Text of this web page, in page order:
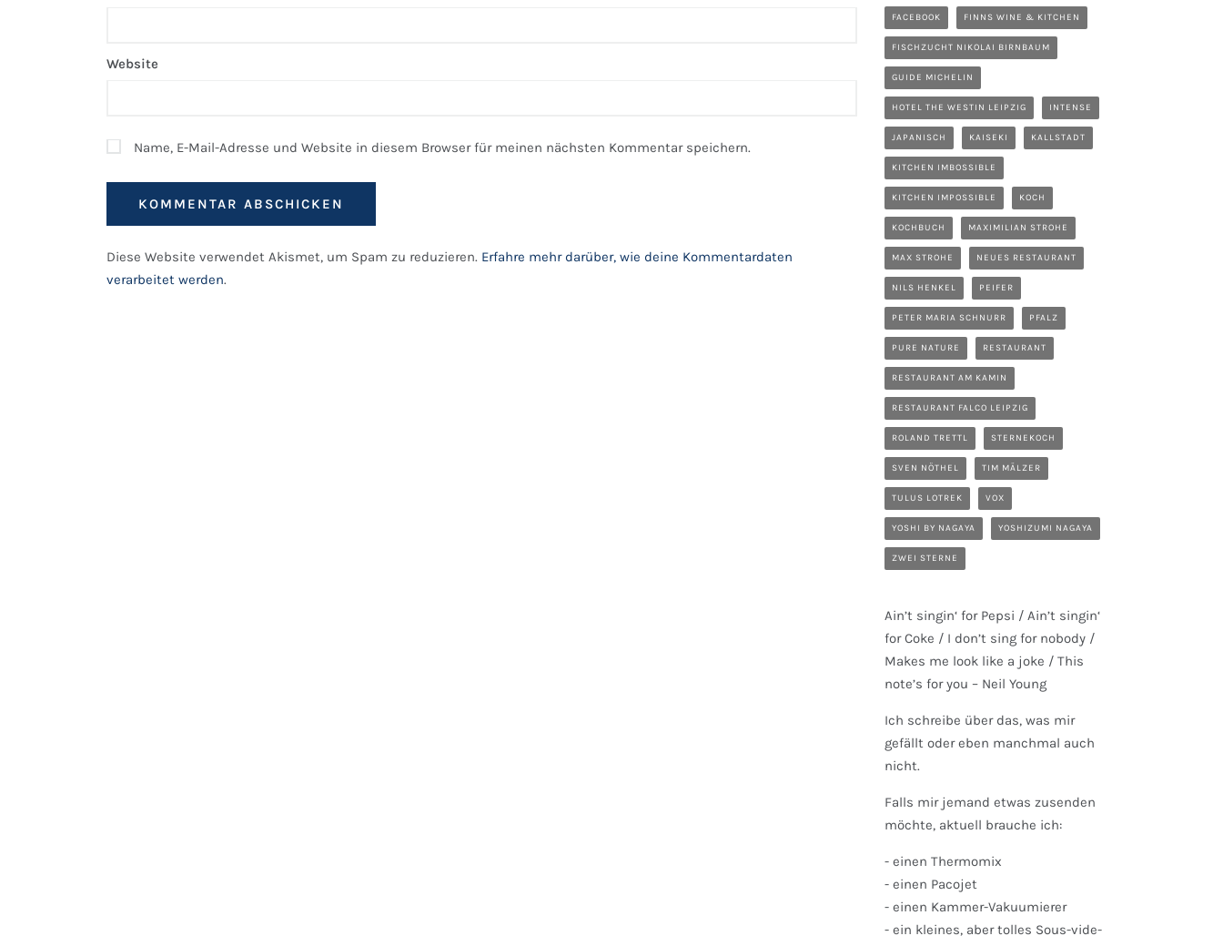
Website
Name, E-Mail-Adresse und Website in diesem Browser für meinen nächsten Kommentar speichern.
Diese Website verwendet Akismet, um Spam zu reduzieren. Erfahre mehr darüber, wie deine Kommentardaten
verarbeitet werden.
FACEBOOK FINNS WINE & KITCHEN
FISCHZUCHT NIKOLAI BIRNBAUM
GUIDE MICHELIN
HOTEL THE WESTIN LEIPZIG INTENSE
JAPANISCH KAISEKI KALLSTADT
KITCHEN IMBOSSIBLE
KITCHEN IMPOSSIBLE KOCH
KOCHBUCH MAXIMILIAN STROHE
MAX STROHE NEUES RESTAURANT
NILS HENKEL PEIFER
PETER MARIA SCHNURR PFALZ
PURE NATURE RESTAURANT
RESTAURANT AM KAMIN
RESTAURANT FALCO LEIPZIG
ROLAND TRETTL STERNEKOCH
SVEN NÖTHEL TIM MÄLZER
TULUS LOTREK VOX
YOSHI BY NAGAYA YOSHIZUMI NAGAYA
ZWEI STERNE
Ain’t singin‘ for Pepsi / Ain’t singin‘
for Coke / I don’t sing for nobody /
Makes me look like a joke / This
note’s for you – Neil Young
Ich schreibe über das, was mir
gefällt oder eben manchmal auch
nicht.
Falls mir jemand etwas zusenden
möchte, aktuell brauche ich:
- einen Thermomix
- einen Pacojet
- einen Kammer-Vakuumierer
- ein kleines, aber tolles Sous-vide-